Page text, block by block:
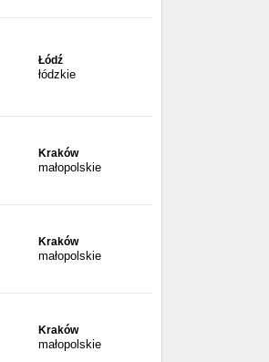
Łódź
łódzkie
Kraków
małopolskie
Kraków
małopolskie
Kraków
małopolskie